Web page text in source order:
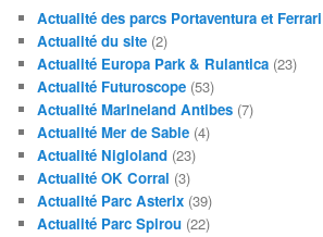
Actualité des parcs Portaventura et
Actualité du site (2)
Actualité Europa Park & Rulantica (23)
Actualité Futuroscope (53)
Actualité Marineland Antibes (7)
Actualité Mer de Sable (4)
Actualité Nigloland (23)
Actualité OK Corral (3)
Actualité Parc Asterix (39)
Actualité Parc Spirou (22)